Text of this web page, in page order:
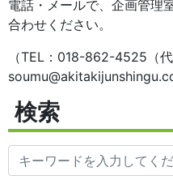
電話・メールで、企画管理
合わせください。
（TEL：018-862-4525（
検索